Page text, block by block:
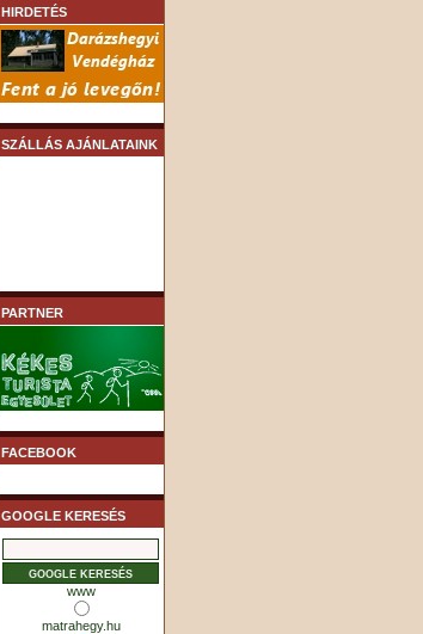
HIRDETÉS
SZÁLLÁS AJÁNLATAINK
PARTNER
FACEBOOK
GOOGLE KERESÉS
www
matrahegy.hu